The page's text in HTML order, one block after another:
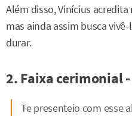
Além disso, Vinícius
mas ainda assim busca
durar.
2. Faixa cerimonial
Te presenteio com esse